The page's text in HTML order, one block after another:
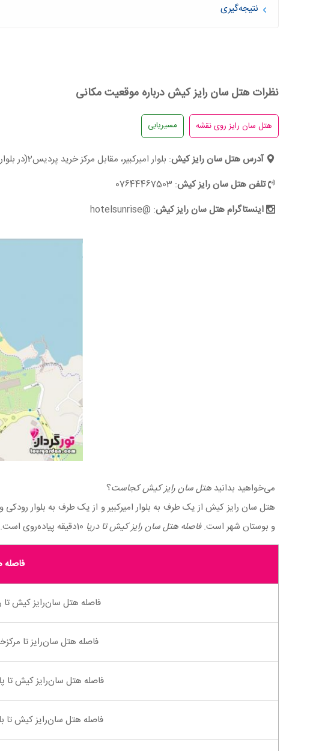
نتیجه‌گیری
نظرات هتل سان رایز کیش درباره موقعیت مکانی
مسیریابی
آدرس هتل سان رایز کیش: بلوار امیرکبیر، مقابل مرکز خرید پردیس2(در بلوار رودکی)
تلفن هتل سان رایز کیش: 07644467503
اینستاگرام هتل سان رایز کیش: @hotelsunrise
می‌خواهید بدانید هتل سان رایز کیش کجاست؟
هتل سان رایز کیش از یک طرف به بلوار امیرکبیر و از یک طرف به بلوار
و بوستان شهر است.فاصله هتل سان رایز کیش تا دریا
فاصله
فاصله هتل سان‌رایز کیش تا
فاصله هتل سان‌رایز تا
فاصله هتل سان‌رایز کیش تا
فاصله هتل سان‌رایز کیش تا